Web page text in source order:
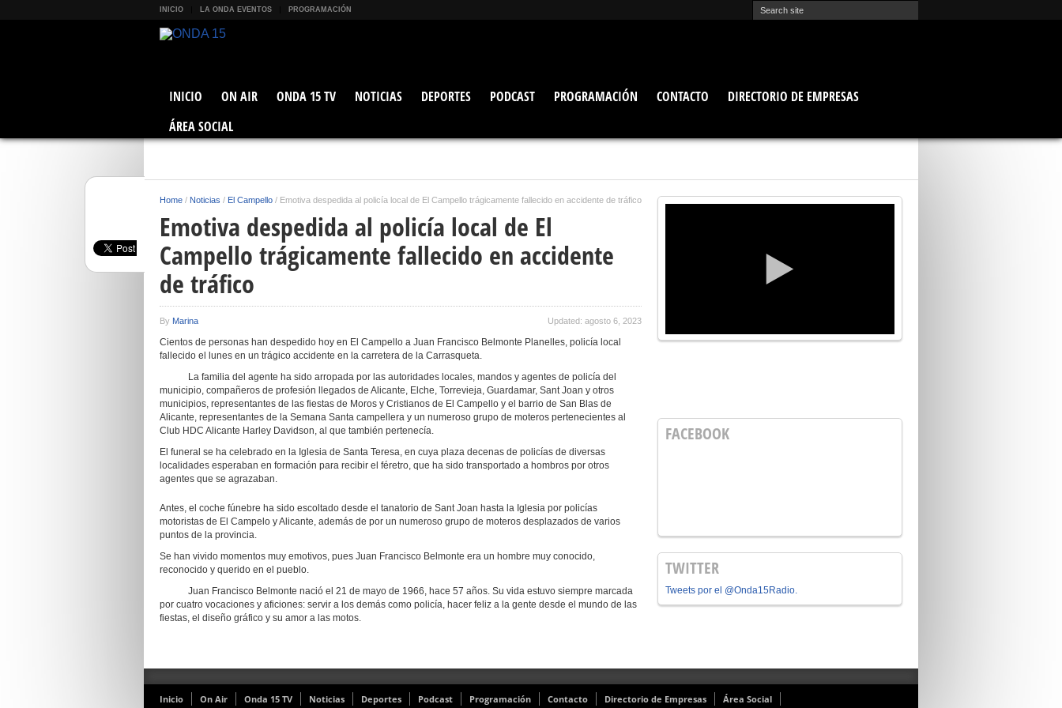
INICIO LA ONDA EVENTOS PROGRAMACIÓN
INICIO ON AIR ONDA 15 TV NOTICIAS DEPORTES PODCAST PROGRAMACIÓN CONTACTO
DIRECTORIO DE EMPRESAS
ÁREA SOCIAL
Home / Noticias / El Campello / Emotiva despedida al policía local de El Campello trágicamente fallecido en accidente de tráfico
Emotiva despedida al policía local de El
Campello trágicamente fallecido en accidente
de tráfico
By Marina Updated: agosto 6, 2023
Cientos de personas han despedido hoy en El Campello a Juan Francisco Belmonte Planelles, policía local
fallecido el lunes en un trágico accidente en la carretera de la Carrasqueta.
La familia del agente ha sido arropada por las autoridades locales, mandos y agentes de policía del
municipio, compañeros de profesión llegados de Alicante, Elche, Torrevieja, Guardamar, Sant Joan y otros
municipios, representantes de las fiestas de Moros y Cristianos de El Campello y el barrio de San Blas de
Alicante, representantes de la Semana Santa campellera y un numeroso grupo de moteros pertenecientes al
Club HDC Alicante Harley Davidson, al que también pertenecía.
El funeral se ha celebrado en la Iglesia de Santa Teresa, en cuya plaza decenas de policías de diversas
localidades esperaban en formación para recibir el féretro, que ha sido transportado a hombros por otros
agentes que se agrazaban.
Antes, el coche fúnebre ha sido escoltado desde el tanatorio de Sant Joan hasta la Iglesia por policías
motoristas de El Campelo y Alicante, además de por un numeroso grupo de moteros desplazados de varios
puntos de la provincia.
Se han vivido momentos muy emotivos, pues Juan Francisco Belmonte era un hombre muy conocido,
reconocido y querido en el pueblo.
Juan Francisco Belmonte nació el 21 de mayo de 1966, hace 57 años. Su vida estuvo siempre marcada
por cuatro vocaciones y aficiones: servir a los demás como policía, hacer feliz a la gente desde el mundo de las
fiestas, el diseño gráfico y su amor a las motos.
FACEBOOK
TWITTER
Tweets por el @Onda15Radio.
Inicio On Air Onda 15 TV Noticias Deportes Podcast Programación Contacto Directorio de Empresas Área Social